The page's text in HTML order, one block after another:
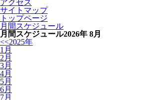
アクセス
サイトマップ
トップページ
月間スケジュール
月間スケジュール2026年 8月
<<2025年
1月
2月
3月
4月
5月
6月
7月